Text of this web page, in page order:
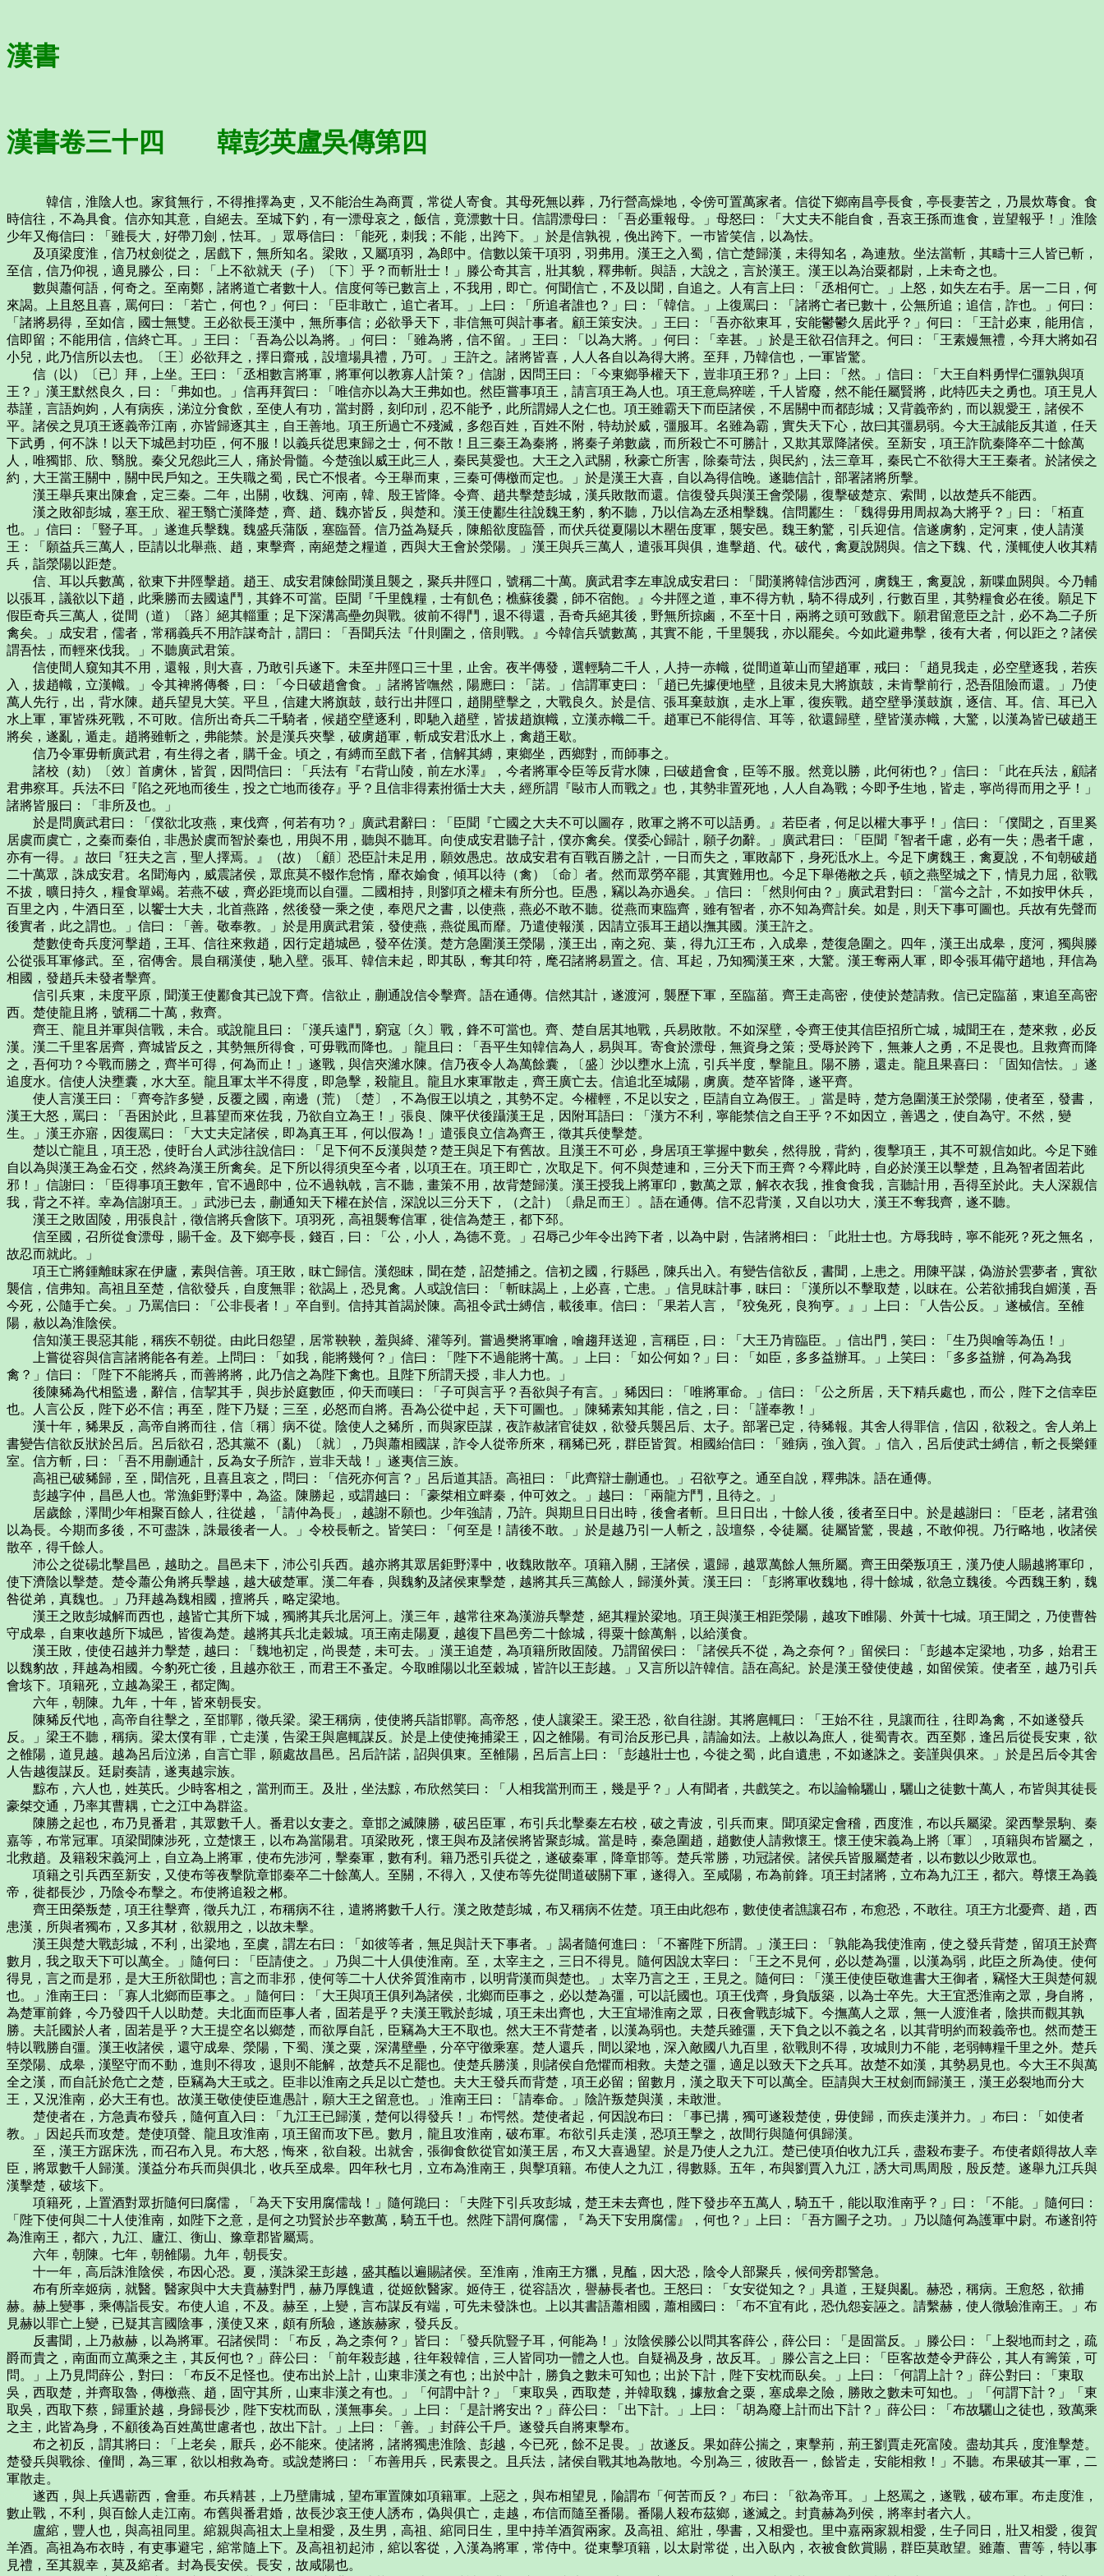
漢書
漢書卷三十四 韓彭英盧吳傳第四
韓信，淮陰人也。家貧無行，不得推擇為吏，又不能治生為商賈，常從人寄食。其母死無以葬，乃行營高燥地，令傍可置萬家者。信從下鄉南昌亭長食，亭長妻苦之，乃晨炊蓐食。食
時信往，不為具食。信亦知其意，自絕去。至城下釣，有一漂母哀之，飯信，竟漂數十日。信謂漂母曰：「吾必重報母。」母怒曰：「大丈夫不能自食，吾哀王孫而進食，豈望報乎！」淮陰
少年又侮信曰：「雖長大，好帶刀劍，怯耳。」眾辱信曰：「能死，刺我；不能，出跨下。」於是信孰視，俛出跨下。一巿皆笑信，以為怯。
及項梁度淮，信乃杖劍從之，居戲下，無所知名。梁敗，又屬項羽，為郎中。信數以策干項羽，羽弗用。漢王之入蜀，信亡楚歸漢，未得知名，為連敖。坐法當斬，其疇十三人皆已斬，
至信，信乃仰視，適見滕公，曰：「上不欲就天（子）〔下〕乎？而斬壯士！」滕公奇其言，壯其貌，釋弗斬。與語，大說之，言於漢王。漢王以為治粟都尉，上未奇之也。
數與蕭何語，何奇之。至南鄭，諸將道亡者數十人。信度何等已數言上，不我用，即亡。何聞信亡，不及以聞，自追之。人有言上曰：「丞相何亡。」上怒，如失左右手。居一二日，何
來謁。上且怒且喜，罵何曰：「若亡，何也？」何曰：「臣非敢亡，追亡者耳。」上曰：「所追者誰也？」曰：「韓信。」上復罵曰：「諸將亡者已數十，公無所追；追信，詐也。」何曰：
「諸將易得，至如信，國士無雙。王必欲長王漢中，無所事信；必欲爭天下，非信無可與計事者。顧王策安決。」王曰：「吾亦欲東耳，安能鬱鬱久居此乎？」何曰：「王計必東，能用信，
信即留；不能用信，信終亡耳。」王曰：「吾為公以為將。」何曰：「雖為將，信不留。」王曰：「以為大將。」何曰：「幸甚。」於是王欲召信拜之。何曰：「王素嫚無禮，今拜大將如召
小兒，此乃信所以去也。〔王〕必欲拜之，擇日齋戒，設壇場具禮，乃可。」王許之。諸將皆喜，人人各自以為得大將。至拜，乃韓信也，一軍皆驚。
信（以）〔已〕拜，上坐。王曰：「丞相數言將軍，將軍何以教寡人計策？」信謝，因問王曰：「今東鄉爭權天下，豈非項王邪？」上曰：「然。」信曰：「大王自料勇悍仁彊孰與項
王？」漢王默然良久，曰：「弗如也。」信再拜賀曰：「唯信亦以為大王弗如也。然臣嘗事項王，請言項王為人也。項王意烏猝嗟，千人皆廢，然不能任屬賢將，此特匹夫之勇也。項王見人
恭謹，言語姁姁，人有病疾，涕泣分食飲，至使人有功，當封爵，刻印刓，忍不能予，此所謂婦人之仁也。項王雖霸天下而臣諸侯，不居關中而都彭城；又背義帝約，而以親愛王，諸侯不
平。諸侯之見項王逐義帝江南，亦皆歸逐其主，自王善地。項王所過亡不殘滅，多怨百姓，百姓不附，特劫於威，彊服耳。名雖為霸，實失天下心，故曰其彊易弱。今大王誠能反其道，任天
下武勇，何不誅！以天下城邑封功臣，何不服！以義兵從思東歸之士，何不散！且三秦王為秦將，將秦子弟數歲，而所殺亡不可勝計，又欺其眾降諸侯。至新安，項王詐阬秦降卒二十餘萬
人，唯獨邯、欣、翳脫。秦父兄怨此三人，痛於骨髓。今楚強以威王此三人，秦民莫愛也。大王之入武關，秋豪亡所害，除秦苛法，與民約，法三章耳，秦民亡不欲得大王王秦者。於諸侯之
約，大王當王關中，關中民戶知之。王失職之蜀，民亡不恨者。今王舉而東，三秦可傳檄而定也。」於是漢王大喜，自以為得信晚。遂聽信計，部署諸將所擊。
漢王舉兵東出陳倉，定三秦。二年，出關，收魏、河南，韓、殷王皆降。令齊、趙共擊楚彭城，漢兵敗散而還。信復發兵與漢王會滎陽，復擊破楚京、索間，以故楚兵不能西。
漢之敗卻彭城，塞王欣、翟王翳亡漢降楚，齊、趙、魏亦皆反，與楚和。漢王使酈生往說魏王豹，豹不聽，乃以信為左丞相擊魏。信問酈生：「魏得毋用周叔為大將乎？」曰：「栢直
也。」信曰：「豎子耳。」遂進兵擊魏。魏盛兵蒲阪，塞臨晉。信乃益為疑兵，陳船欲度臨晉，而伏兵從夏陽以木罌缶度軍，襲安邑。魏王豹驚，引兵迎信。信遂虜豹，定河東，使人請漢
王：「願益兵三萬人，臣請以北舉燕、趙，東擊齊，南絕楚之糧道，西與大王會於滎陽。」漢王與兵三萬人，遣張耳與俱，進擊趙、代。破代，禽夏說閼與。信之下魏、代，漢輒使人收其精
兵，詣滎陽以距楚。
信、耳以兵數萬，欲東下井陘擊趙。趙王、成安君陳餘聞漢且襲之，聚兵井陘口，號稱二十萬。廣武君李左車說成安君曰：「聞漢將韓信涉西河，虜魏王，禽夏說，新喋血閼與。今乃輔
以張耳，議欲以下趙，此乘勝而去國遠鬥，其鋒不可當。臣聞『千里餽糧，士有飢色；樵蘇後爨，師不宿飽。』今井陘之道，車不得方軌，騎不得成列，行數百里，其勢糧食必在後。願足下
假臣奇兵三萬人，從間（道）〔路〕絕其輜重；足下深溝高壘勿與戰。彼前不得鬥，退不得還，吾奇兵絕其後，野無所掠鹵，不至十日，兩將之頭可致戲下。願君留意臣之計，必不為二子所
禽矣。」成安君，儒者，常稱義兵不用詐謀奇計，謂曰：「吾聞兵法『什則圍之，倍則戰。』今韓信兵號數萬，其實不能，千里襲我，亦以罷矣。今如此避弗擊，後有大者，何以距之？諸侯
謂吾怯，而輕來伐我。」不聽廣武君策。
信使間人窺知其不用，還報，則大喜，乃敢引兵遂下。未至井陘口三十里，止舍。夜半傳發，選輕騎二千人，人持一赤幟，從間道萆山而望趙軍，戒曰：「趙見我走，必空壁逐我，若疾
入，拔趙幟，立漢幟。」令其裨將傳餐，曰：「今日破趙會食。」諸將皆嘸然，陽應曰：「諾。」信謂軍吏曰：「趙已先據便地壁，且彼未見大將旗鼓，未肯擊前行，恐吾阻險而還。」乃使
萬人先行，出，背水陳。趙兵望見大笑。平旦，信建大將旗鼓，鼓行出井陘口，趙開壁擊之，大戰良久。於是信、張耳棄鼓旗，走水上軍，復疾戰。趙空壁爭漢鼓旗，逐信、耳。信、耳已入
水上軍，軍皆殊死戰，不可敗。信所出奇兵二千騎者，候趙空壁逐利，即馳入趙壁，皆拔趙旗幟，立漢赤幟二千。趙軍已不能得信、耳等，欲還歸壁，壁皆漢赤幟，大驚，以漢為皆已破趙王
將矣，遂亂，遁走。趙將雖斬之，弗能禁。於是漢兵夾擊，破虜趙軍，斬成安君泜水上，禽趙王歇。
信乃令軍毋斬廣武君，有生得之者，購千金。頃之，有縛而至戲下者，信解其縛，東鄉坐，西鄉對，而師事之。
諸校（劾）〔效〕首虜休，皆賀，因問信曰：「兵法有『右背山陵，前左水澤』，今者將軍令臣等反背水陳，曰破趙會食，臣等不服。然竟以勝，此何術也？」信曰：「此在兵法，顧諸
君弗察耳。兵法不曰『陷之死地而後生，投之亡地而後存』乎？且信非得素拊循士大夫，經所謂『敺市人而戰之』也，其勢非置死地，人人自為戰；今即予生地，皆走，寧尚得而用之乎！」
諸將皆服曰：「非所及也。」
於是問廣武君曰：「僕欲北攻燕，東伐齊，何若有功？」廣武君辭曰：「臣聞『亡國之大夫不可以圖存，敗軍之將不可以語勇。』若臣者，何足以權大事乎！」信曰：「僕聞之，百里奚
居虞而虞亡，之秦而秦伯，非愚於虞而智於秦也，用與不用，聽與不聽耳。向使成安君聽子計，僕亦禽矣。僕委心歸計，願子勿辭。」廣武君曰：「臣聞『智者千慮，必有一失；愚者千慮，
亦有一得。』故曰『狂夫之言，聖人擇焉。』（故）〔顧〕恐臣計未足用，願效愚忠。故成安君有百戰百勝之計，一日而失之，軍敗鄗下，身死泜水上。今足下虜魏王，禽夏說，不旬朝破趙
二十萬眾，誅成安君。名聞海內，威震諸侯，眾庶莫不輟作怠惰，靡衣媮食，傾耳以待（禽）〔命〕者。然而眾勞卒罷，其實難用也。今足下舉倦敝之兵，頓之燕堅城之下，情見力屈，欲戰
不拔，曠日持久，糧食單竭。若燕不破，齊必距境而以自彊。二國相持，則劉項之權未有所分也。臣愚，竊以為亦過矣。」信曰：「然則何由？」廣武君對曰：「當今之計，不如按甲休兵，
百里之內，牛酒日至，以饗士大夫，北首燕路，然後發一乘之使，奉咫尺之書，以使燕，燕必不敢不聽。從燕而東臨齊，雖有智者，亦不知為齊計矣。如是，則天下事可圖也。兵故有先聲而
後實者，此之謂也。」信曰：「善。敬奉教。」於是用廣武君策，發使燕，燕從風而靡。乃遣使報漢，因請立張耳王趙以撫其國。漢王許之。
楚數使奇兵度河擊趙，王耳、信往來救趙，因行定趙城邑，發卒佐漢。楚方急圍漢王滎陽，漢王出，南之宛、葉，得九江王布，入成皋，楚復急圍之。四年，漢王出成皋，度河，獨與滕
公從張耳軍修武。至，宿傳舍。晨自稱漢使，馳入壁。張耳、韓信未起，即其臥，奪其印符，麾召諸將易置之。信、耳起，乃知獨漢王來，大驚。漢王奪兩人軍，即令張耳備守趙地，拜信為
相國，發趙兵未發者擊齊。
信引兵東，未度平原，聞漢王使酈食其已說下齊。信欲止，蒯通說信令擊齊。語在通傳。信然其計，遂渡河，襲歷下軍，至臨菑。齊王走高密，使使於楚請救。信已定臨菑，東追至高密
西。楚使龍且將，號稱二十萬，救齊。
齊王、龍且并軍與信戰，未合。或說龍且曰：「漢兵遠鬥，窮寇〔久〕戰，鋒不可當也。齊、楚自居其地戰，兵易敗散。不如深壁，令齊王使其信臣招所亡城，城聞王在，楚來救，必反
漢。漢二千里客居齊，齊城皆反之，其勢無所得食，可毋戰而降也。」龍且曰：「吾平生知韓信為人，易與耳。寄食於漂母，無資身之策；受辱於跨下，無兼人之勇，不足畏也。且救齊而降
之，吾何功？今戰而勝之，齊半可得，何為而止！」遂戰，與信夾濰水陳。信乃夜令人為萬餘囊，〔盛〕沙以壅水上流，引兵半度，擊龍且。陽不勝，還走。龍且果喜曰：「固知信怯。」遂
追度水。信使人決壅囊，水大至。龍且軍太半不得度，即急擊，殺龍且。龍且水東軍散走，齊王廣亡去。信追北至城陽，虜廣。楚卒皆降，遂平齊。
使人言漢王曰：「齊夸詐多變，反覆之國，南邊（荒）〔楚〕，不為假王以填之，其勢不定。今權輕，不足以安之，臣請自立為假王。」當是時，楚方急圍漢王於滎陽，使者至，發書，
漢王大怒，罵曰：「吾困於此，旦暮望而來佐我，乃欲自立為王！」張良、陳平伏後躡漢王足，因附耳語曰：「漢方不利，寧能禁信之自王乎？不如因立，善遇之，使自為守。不然，變
生。」漢王亦寤，因復罵曰：「大丈夫定諸侯，即為真王耳，何以假為！」遣張良立信為齊王，徵其兵使擊楚。
楚以亡龍且，項王恐，使盱台人武涉往說信曰：「足下何不反漢與楚？楚王與足下有舊故。且漢王不可必，身居項王掌握中數矣，然得脫，背約，復擊項王，其不可親信如此。今足下雖
自以為與漢王為金石交，然終為漢王所禽矣。足下所以得須臾至今者，以項王在。項王即亡，次取足下。何不與楚連和，三分天下而王齊？今釋此時，自必於漢王以擊楚，且為智者固若此
邪！」信謝曰：「臣得事項王數年，官不過郎中，位不過執戟，言不聽，畫策不用，故背楚歸漢。漢王授我上將軍印，數萬之眾，解衣衣我，推食食我，言聽計用，吾得至於此。夫人深親信
我，背之不祥。幸為信謝項王。」武涉已去，蒯通知天下權在於信，深說以三分天下，（之計）〔鼎足而王〕。語在通傳。信不忍背漢，又自以功大，漢王不奪我齊，遂不聽。
漢王之敗固陵，用張良計，徵信將兵會陔下。項羽死，高祖襲奪信軍，徙信為楚王，都下邳。
信至國，召所從食漂母，賜千金。及下鄉亭長，錢百，曰：「公，小人，為德不竟。」召辱己少年令出跨下者，以為中尉，告諸將相曰：「此壯士也。方辱我時，寧不能死？死之無名，
故忍而就此。」
項王亡將鍾離眜家在伊廬，素與信善。項王敗，眜亡歸信。漢怨眜，聞在楚，詔楚捕之。信初之國，行縣邑，陳兵出入。有變告信欲反，書聞，上患之。用陳平謀，偽游於雲夢者，實欲
襲信，信弗知。高祖且至楚，信欲發兵，自度無罪；欲謁上，恐見禽。人或說信曰：「斬眜謁上，上必喜，亡患。」信見眜計事，眜曰：「漢所以不擊取楚，以眜在。公若欲捕我自媚漢，吾
今死，公隨手亡矣。」乃罵信曰：「公非長者！」卒自剄。信持其首謁於陳。高祖令武士縛信，載後車。信曰：「果若人言，『狡兔死，良狗亨。』」上曰：「人告公反。」遂械信。至雒
陽，赦以為淮陰侯。
信知漢王畏惡其能，稱疾不朝從。由此日怨望，居常鞅鞅，羞與絳、灌等列。嘗過樊將軍噲，噲趨拜送迎，言稱臣，曰：「大王乃肯臨臣。」信出門，笑曰：「生乃與噲等為伍！」
上嘗從容與信言諸將能各有差。上問曰：「如我，能將幾何？」信曰：「陛下不過能將十萬。」上曰：「如公何如？」曰：「如臣，多多益辦耳。」上笑曰：「多多益辦，何為為我
禽？」信曰：「陛下不能將兵，而善將將，此乃信之為陛下禽也。且陛下所謂天授，非人力也。」
後陳豨為代相監邊，辭信，信挈其手，與步於庭數匝，仰天而嘆曰：「子可與言乎？吾欲與子有言。」豨因曰：「唯將軍命。」信曰：「公之所居，天下精兵處也，而公，陛下之信幸臣
也。人言公反，陛下必不信；再至，陛下乃疑；三至，必怒而自將。吾為公從中起，天下可圖也。」陳豨素知其能，信之，曰：「謹奉教！」
漢十年，豨果反，高帝自將而往，信〔稱〕病不從。陰使人之豨所，而與家臣謀，夜詐赦諸官徒奴，欲發兵襲呂后、太子。部署已定，待豨報。其舍人得罪信，信囚，欲殺之。舍人弟上
書變告信欲反狀於呂后。呂后欲召，恐其黨不（亂）〔就〕，乃與蕭相國謀，詐令人從帝所來，稱豨已死，群臣皆賀。相國紿信曰：「雖病，強入賀。」信入，呂后使武士縛信，斬之長樂鍾
室。信方斬，曰：「吾不用蒯通計，反為女子所詐，豈非天哉！」遂夷信三族。
高祖已破豨歸，至，聞信死，且喜且哀之，問曰：「信死亦何言？」呂后道其語。高祖曰：「此齊辯士蒯通也。」召欲亨之。通至自說，釋弗誅。語在通傳。
彭越字仲，昌邑人也。常漁鉅野澤中，為盜。陳勝起，或謂越曰：「豪桀相立畔秦，仲可效之。」越曰：「兩龍方鬥，且待之。」
居歲餘，澤間少年相聚百餘人，往從越，「請仲為長」，越謝不願也。少年強請，乃許。與期旦日日出時，後會者斬。旦日日出，十餘人後，後者至日中。於是越謝曰：「臣老，諸君強
以為長。今期而多後，不可盡誅，誅最後者一人。」令校長斬之。皆笑曰：「何至是！請後不敢。」於是越乃引一人斬之，設壇祭，令徒屬。徒屬皆驚，畏越，不敢仰視。乃行略地，收諸侯
散卒，得千餘人。
沛公之從碭北擊昌邑，越助之。昌邑未下，沛公引兵西。越亦將其眾居鉅野澤中，收魏敗散卒。項籍入關，王諸侯，還歸，越眾萬餘人無所屬。齊王田榮叛項王，漢乃使人賜越將軍印，
使下濟陰以擊楚。楚令蕭公角將兵擊越，越大破楚軍。漢二年春，與魏豹及諸侯東擊楚，越將其兵三萬餘人，歸漢外黃。漢王曰：「彭將軍收魏地，得十餘城，欲急立魏後。今西魏王豹，魏
咎從弟，真魏也。」乃拜越為魏相國，擅將兵，略定梁地。
漢王之敗彭城解而西也，越皆亡其所下城，獨將其兵北居河上。漢三年，越常往來為漢游兵擊楚，絕其糧於梁地。項王與漢王相距滎陽，越攻下睢陽、外黃十七城。項王聞之，乃使曹咎
守成皋，自東收越所下城邑，皆復為楚。越將其兵北走穀城。項王南走陽夏，越復下昌邑旁二十餘城，得粟十餘萬斛，以給漢食。
漢王敗，使使召越并力擊楚，越曰：「魏地初定，尚畏楚，未可去。」漢王追楚，為項籍所敗固陵。乃謂留侯曰：「諸侯兵不從，為之奈何？」留侯曰：「彭越本定梁地，功多，始君王
以魏豹故，拜越為相國。今豹死亡後，且越亦欲王，而君王不蚤定。今取睢陽以北至穀城，皆許以王彭越。」又言所以許韓信。語在高紀。於是漢王發使使越，如留侯策。使者至，越乃引兵
會垓下。項籍死，立越為梁王，都定陶。
六年，朝陳。九年，十年，皆來朝長安。
陳豨反代地，高帝自往擊之，至邯鄲，徵兵梁。梁王稱病，使使將兵詣邯鄲。高帝怒，使人讓梁王。梁王恐，欲自往謝。其將扈輒曰：「王始不往，見讓而往，往即為禽，不如遂發兵
反。」梁王不聽，稱病。梁太僕有罪，亡走漢，告梁王與扈輒謀反。於是上使使掩捕梁王，囚之雒陽。有司治反形已具，請論如法。上赦以為庶人，徙蜀青衣。西至鄭，逢呂后從長安東，欲
之雒陽，道見越。越為呂后泣涕，自言亡罪，願處故昌邑。呂后許諾，詔與俱東。至雒陽，呂后言上曰：「彭越壯士也，今徙之蜀，此自遺患，不如遂誅之。妾謹與俱來。」於是呂后令其舍
人告越復謀反。廷尉奏請，遂夷越宗族。
黥布，六人也，姓英氏。少時客相之，當刑而王。及壯，坐法黥，布欣然笑曰：「人相我當刑而王，幾是乎？」人有聞者，共戲笑之。布以論輸驪山，驪山之徒數十萬人，布皆與其徒長
豪桀交通，乃率其曹耦，亡之江中為群盜。
陳勝之起也，布乃見番君，其眾數千人。番君以女妻之。章邯之滅陳勝，破呂臣軍，布引兵北擊秦左右校，破之青波，引兵而東。聞項梁定會稽，西度淮，布以兵屬梁。梁西擊景駒、秦
嘉等，布常冠軍。項梁聞陳涉死，立楚懷王，以布為當陽君。項梁敗死，懷王與布及諸侯將皆聚彭城。當是時，秦急圍趙，趙數使人請救懷王。懷王使宋義為上將〔軍〕，項籍與布皆屬之，
北救趙。及籍殺宋義河上，自立為上將軍，使布先涉河，擊秦軍，數有利。籍乃悉引兵從之，遂破秦軍，降章邯等。楚兵常勝，功冠諸侯。諸侯兵皆服屬楚者，以布數以少敗眾也。
項籍之引兵西至新安，又使布等夜擊阬章邯秦卒二十餘萬人。至關，不得入，又使布等先從間道破關下軍，遂得入。至咸陽，布為前鋒。項王封諸將，立布為九江王，都六。尊懷王為義
帝，徙都長沙，乃陰令布擊之。布使將追殺之郴。
齊王田榮叛楚，項王往擊齊，徵兵九江，布稱病不往，遣將將數千人行。漢之敗楚彭城，布又稱病不佐楚。項王由此怨布，數使使者譙讓召布，布愈恐，不敢往。項王方北憂齊、趙，西
患漢，所與者獨布，又多其材，欲親用之，以故未擊。
漢王與楚大戰彭城，不利，出梁地，至虞，謂左右曰：「如彼等者，無足與計天下事者。」謁者隨何進曰：「不審陛下所謂。」漢王曰：「孰能為我使淮南，使之發兵背楚，留項王於齊
數月，我之取天下可以萬全。」隨何曰：「臣請使之。」乃與二十人俱使淮南。至，太宰主之，三日不得見。隨何因說太宰曰：「王之不見何，必以楚為彊，以漢為弱，此臣之所為使。使何
得見，言之而是邪，是大王所欲聞也；言之而非邪，使何等二十人伏斧質淮南巿，以明背漢而與楚也。」太宰乃言之王，王見之。隨何曰：「漢王使使臣敬進書大王御者，竊怪大王與楚何親
也。」淮南王曰：「寡人北鄉而臣事之。」隨何曰：「大王與項王俱列為諸侯，北鄉而臣事之，必以楚為彊，可以託國也。項王伐齊，身負版築，以為士卒先。大王宜悉淮南之眾，身自將，
為楚軍前鋒，今乃發四千人以助楚。夫北面而臣事人者，固若是乎？夫漢王戰於彭城，項王未出齊也，大王宜埽淮南之眾，日夜會戰彭城下。今撫萬人之眾，無一人渡淮者，陰拱而觀其孰
勝。夫託國於人者，固若是乎？大王提空名以鄉楚，而欲厚自託，臣竊為大王不取也。然大王不背楚者，以漢為弱也。夫楚兵雖彊，天下負之以不義之名，以其背明約而殺義帝也。然而楚王
特以戰勝自彊。漢王收諸侯，還守成皋、滎陽，下蜀、漢之粟，深溝壁壘，分卒守徼乘塞。楚人還兵，間以梁地，深入敵國八九百里，欲戰則不得，攻城則力不能，老弱轉糧千里之外。楚兵
至滎陽、成皋，漢堅守而不動，進則不得攻，退則不能解，故楚兵不足罷也。使楚兵勝漢，則諸侯自危懼而相救。夫楚之彊，適足以致天下之兵耳。故楚不如漢，其勢易見也。今大王不與萬
全之漢，而自託於危亡之楚，臣竊為大王或之。臣非以淮南之兵足以亡楚也。夫大王發兵而背楚，項王必留；留數月，漢之取天下可以萬全。臣請與大王杖劍而歸漢王，漢王必裂地而分大
王，又況淮南，必大王有也。故漢王敬使使臣進愚計，願大王之留意也。」淮南王曰：「請奉命。」陰許叛楚與漢，未敢泄。
楚使者在，方急責布發兵，隨何直入曰：「九江王已歸漢，楚何以得發兵！」布愕然。楚使者起，何因說布曰：「事已搆，獨可遂殺楚使，毋使歸，而疾走漢并力。」布曰：「如使者
教。」因起兵而攻楚。楚使項聲、龍且攻淮南，項王留而攻下邑。數月，龍且攻淮南，破布軍。布欲引兵走漢，恐項王擊之，故間行與隨何俱歸漢。
至，漢王方踞床洗，而召布入見。布大怒，悔來，欲自殺。出就舍，張御食飲從官如漢王居，布又大喜過望。於是乃使人之九江。楚已使項伯收九江兵，盡殺布妻子。布使者頗得故人幸
臣，將眾數千人歸漢。漢益分布兵而與俱北，收兵至成皋。四年秋七月，立布為淮南王，與擊項籍。布使人之九江，得數縣。五年，布與劉賈入九江，誘大司馬周殷，殷反楚。遂舉九江兵與
漢擊楚，破垓下。
項籍死，上置酒對眾折隨何曰腐儒，「為天下安用腐儒哉！」隨何跪曰：「夫陛下引兵攻彭城，楚王未去齊也，陛下發步卒五萬人，騎五千，能以取淮南乎？」曰：「不能。」隨何曰：
「陛下使何與二十人使淮南，如陛下之意，是何之功賢於步卒數萬，騎五千也。然陛下謂何腐儒，『為天下安用腐儒』，何也？」上曰：「吾方圖子之功。」乃以隨何為護軍中尉。布遂剖符
為淮南王，都六，九江、廬江、衡山、豫章郡皆屬焉。
六年，朝陳。七年，朝雒陽。九年，朝長安。
十一年，高后誅淮陰侯，布因心恐。夏，漢誅梁王彭越，盛其醢以遍賜諸侯。至淮南，淮南王方獵，見醢，因大恐，陰令人部聚兵，候伺旁郡警急。
布有所幸姬病，就醫。醫家與中大夫賁赫對門，赫乃厚餽遺，從姬飲醫家。姬侍王，從容語次，譽赫長者也。王怒曰：「女安從知之？」具道，王疑與亂。赫恐，稱病。王愈怒，欲捕
赫。赫上變事，乘傳詣長安。布使人追，不及。赫至，上變，言布謀反有端，可先未發誅也。上以其書語蕭相國，蕭相國曰：「布不宜有此，恐仇怨妄誣之。請繫赫，使人微驗淮南王。」布
見赫以罪亡上變，已疑其言國陰事，漢使又來，頗有所驗，遂族赫家，發兵反。
反書聞，上乃赦赫，以為將軍。召諸侯問：「布反，為之柰何？」皆曰：「發兵阬豎子耳，何能為！」汝陰侯滕公以問其客薛公，薛公曰：「是固當反。」滕公曰：「上裂地而封之，疏
爵而貴之，南面而立萬乘之主，其反何也？」薛公曰：「前年殺彭越，往年殺韓信，三人皆同功一體之人也。自疑禍及身，故反耳。」滕公言之上曰：「臣客故楚令尹薛公，其人有籌策，可
問。」上乃見問薛公，對曰：「布反不足怪也。使布出於上計，山東非漢之有也；出於中計，勝負之數未可知也；出於下計，陛下安枕而臥矣。」上曰：「何謂上計？」薛公對曰：「東取
吳，西取楚，并齊取魯，傳檄燕、趙，固守其所，山東非漢之有也。」「何謂中計？」「東取吳，西取楚，并韓取魏，據敖倉之粟，塞成皋之險，勝敗之數未可知也。」「何謂下計？」「東
取吳，西取下蔡，歸重於越，身歸長沙，陛下安枕而臥，漢無事矣。」上曰：「是計將安出？」薛公曰：「出下計。」上曰：「胡為廢上計而出下計？」薛公曰：「布故驪山之徒也，致萬乘
之主，此皆為身，不顧後為百姓萬世慮者也，故出下計。」上曰：「善。」封薛公千戶。遂發兵自將東擊布。
布之初反，謂其將曰：「上老矣，厭兵，必不能來。使諸將，諸將獨患淮陰、彭越，今已死，餘不足畏。」故遂反。果如薛公揣之，東擊荊，荊王劉賈走死富陵。盡劫其兵，度淮擊楚。
楚發兵與戰徐、僮間，為三軍，欲以相救為奇。或說楚將曰：「布善用兵，民素畏之。且兵法，諸侯自戰其地為散地。今別為三，彼敗吾一，餘皆走，安能相救！」不聽。布果破其一軍，二
軍散走。
遂西，與上兵遇蘄西，會垂。布兵精甚，上乃壁庸城，望布軍置陳如項籍軍。上惡之，與布相望見，隃謂布「何苦而反？」布曰：「欲為帝耳。」上怒罵之，遂戰，破布軍。布走度淮，
數止戰，不利，與百餘人走江南。布舊與番君婚，故長沙哀王使人誘布，偽與俱亡，走越，布信而隨至番陽。番陽人殺布茲鄉，遂滅之。封賁赫為列侯，將率封者六人。
盧綰，豐人也，與高祖同里。綰親與高祖太上皇相愛，及生男，高祖、綰同日生，里中持羊酒賀兩家。及高祖、綰壯，學書，又相愛也。里中嘉兩家親相愛，生子同日，壯又相愛，復賀
羊酒。高祖為布衣時，有吏事避宅，綰常隨上下。及高祖初起沛，綰以客從，入漢為將軍，常侍中。從東擊項籍，以太尉常從，出入臥內，衣被食飲賞賜，群臣莫敢望。雖蕭、曹等，特以事
見禮，至其親幸，莫及綰者。封為長安侯。長安，故咸陽也。